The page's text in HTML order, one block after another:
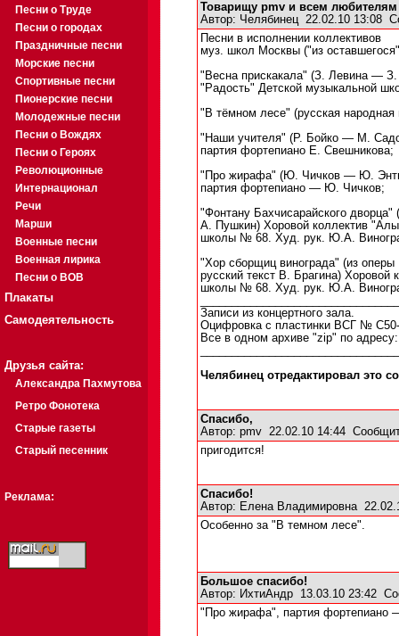
Песни о Труде
Песни о городах
Праздничные песни
Морские песни
Спортивные песни
Пионерские песни
Молодежные песни
Песни о Вождях
Песни о Героях
Революционные
Интернационал
Речи
Марши
Военные песни
Военная лирика
Песни о ВОВ
Плакаты
Самодеятельность
Друзья сайта:
Александра Пахмутова
Ретро Фонотека
Старые газеты
Старый песенник
Реклама:
Товарищу pmv и всем любителям
Автор: Челябинец22.02.10 13:08
Песни в исполнении коллективов
муз. школ Москвы ("из
"Весна прискакала" (З. Левина — З.
"Радость" Детской музыкальной
"В тёмном лесе" (русская
"Наши учителя" (Р. Бойко — М.
партия фортепиано Е. Свешникова;
"Про жирафа" (Ю. Чичков — Ю.
партия фортепиано — Ю. Чичков;
"Фонтану Бахчисарайского
А. Пушкин) Хоровой коллектив
школы № 68. Худ. рук. Ю.А.
"Хор сборщиц винограда" (из
русский текст В. Брагина)
школы № 68. Худ. рук. Ю.А.
Записи из концертного зала.
Оцифровка с пластинки ВСГ №
Все в одном архиве "zip" по
Челябинец отредактировал это
Спасибо,
Автор: pmv 22.02.10 14:44
пригодится!
Спасибо!
Автор: Елена Владимировна
Особенно за "В темном лесе".
Большое спасибо!
Автор: ИхтиАндр 13.03.10 23:42
"Про жирафа", партия фортепиано